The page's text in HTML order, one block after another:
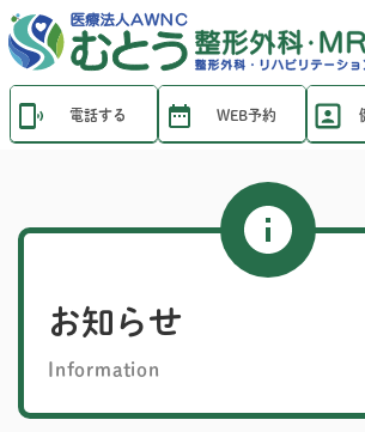
電話する WEB予約
お知らせ
Information